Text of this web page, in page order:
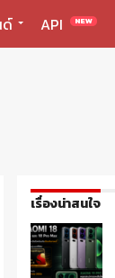
ด์ API NEW
เรื่องน่าสนใจ